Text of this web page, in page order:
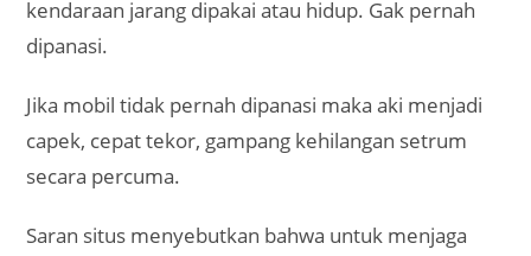
kendaraan jarang dipakai atau hidup. Gak pernah
dipanasi.
Jika mobil tidak pernah dipanasi maka aki menjadi
capek, cepat tekor, gampang kehilangan setrum
secara percuma.
Saran situs menyebutkan bahwa untuk menjaga